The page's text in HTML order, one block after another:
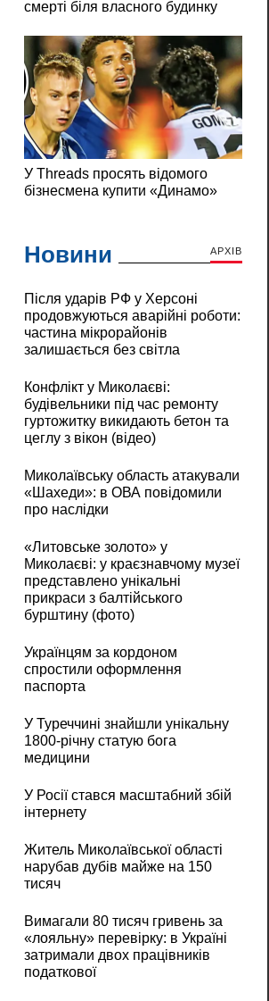
Новини АРХІВ
Після ударів РФ у Херсоні
продовжуються аварійні роботи:
частина мікрорайонів
залишається без світла
Конфлікт у Миколаєві:
будівельники під час ремонту
гуртожитку викидають бетон та
цеглу з вікон (відео)
Миколаївську область атакували
«Шахеди»: в ОВА повідомили
про наслідки
«Литовське золото» у
Миколаєві: у краєзнавчому музеї
представлено унікальні
прикраси з балтійського
бурштину (фото)
Українцям за кордоном
спростили оформлення
паспорта
У Туреччині знайшли унікальну
1800-річну статую бога
медицини
У Росії стався масштабний збій
інтернету
Житель Миколаївської області
нарубав дубів майже на 150
тисяч
Вимагали 80 тисяч гривень за
«лояльну» перевірку: в Україні
затримали двох працівників
податкової